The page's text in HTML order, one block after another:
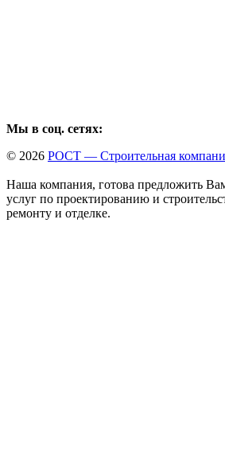
Мы в соц. сетях:
© 2026 РОСТ — Строительная
Наша компания, готова предложить
услуг по проектированию и
ремонту и отделке.